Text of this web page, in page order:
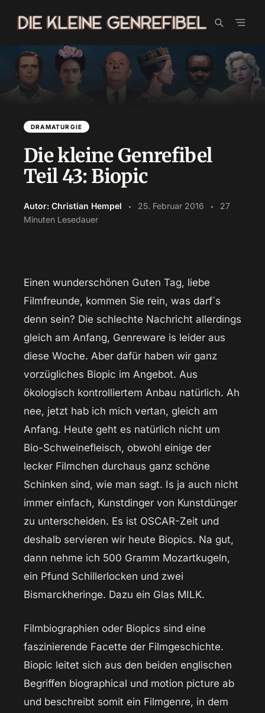
DRAMATURGIE
Die kleine Genrefibel
Teil 43: Biopic
Autor: Christian Hempel 25. Februar 2016
27
Minuten Lesedauer
Einen wunderschönen Guten Tag, liebe
Filmfreunde, kommen Sie rein, was darf´s
denn sein? Die schlechte Nachricht allerdings
gleich am Anfang, Genreware is leider aus
diese Woche. Aber dafür haben wir ganz
vorzügliches Biopic im Angebot. Aus
ökologisch kontrolliertem Anbau natürlich. Ah
nee, jetzt hab ich mich vertan, gleich am
Anfang. Heute geht es natürlich nicht um
Bio-Schweinefleisch, obwohl einige der
lecker Filmchen durchaus ganz schöne
Schinken sind, wie man sagt. Is ja auch nicht
immer einfach, Kunstdinger von Kunstdünger
zu unterscheiden. Es ist OSCAR-Zeit und
deshalb servieren wir heute Biopics. Na gut,
dann nehme ich 500 Gramm Mozartkugeln,
ein Pfund Schillerlocken und zwei
Bismarckheringe. Dazu ein Glas MILK.
Filmbiographien oder Biopics sind eine
faszinierende Facette der Filmgeschichte.
Biopic leitet sich aus den beiden englischen
Begriffen biographical und motion picture ab
und beschreibt somit ein Filmgenre, in dem